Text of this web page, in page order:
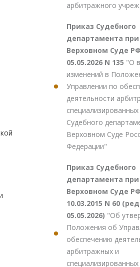
арбитражного
Приказ Судебного
департамента при
Верховном Суде
05.05.2026 N 135 "О
изменений в
Управлении по
деятельности
специализированных
Судебного
Верховном Суде
Федерации"
Приказ Судебного
департамента при
Верховном Суде
10.03.2015 N 60
05.05.2026) "Об
Положения об
обеспечению
арбитражных и
специализированных